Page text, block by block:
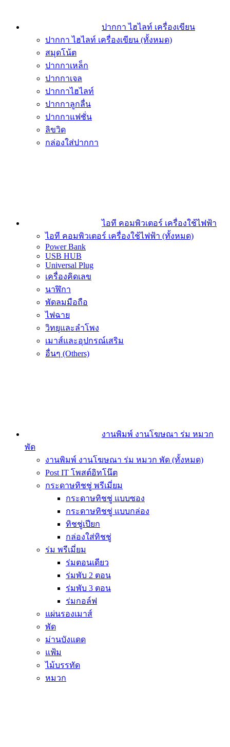
ปากกา ไฮไลท์ เครื่องเขียน
ปากกา ไฮไลท์ เครื่องเขียน (ทั้งหมด)
สมุดโน้ต
ปากกาเหล็ก
ปากกาเจล
ปากกาไฮไลท์
ปากกาลูกลื่น
ปากกาแฟชั่น
ลิขวิด
กล่องใส่ปากกา
ไอที คอมพิวเตอร์ เครื่องใช้ไฟฟ้า
ไอที คอมพิวเตอร์ เครื่องใช้ไฟฟ้า (ทั้งหมด)
Power Bank
USB HUB
Universal Plug
เครื่องคิดเลข
นาฬิกา
พัดลมมือถือ
ไฟฉาย
วิทยุและลำโพง
เมาส์และอุปกรณ์เสริม
อื่นๆ (Others)
งานพิมพ์ งานโฆษณา ร่ม หมวก
พัด
งานพิมพ์ งานโฆษณา ร่ม หมวก พัด (ทั้งหมด)
Post IT โพสต์อิทโน๊ต
กระดาษทิชชู่ พรีเมี่ยม
กระดาษทิชชู่ แบบซอง
กระดาษทิชชู่ แบบกล่อง
ทิชชู่เปียก
กล่องใส่ทิชชู่
ร่ม พรีเมี่ยม
ร่มตอนเดียว
ร่มพับ 2 ตอน
ร่มพับ 3 ตอน
ร่มกอล์ฟ
แผ่นรองเมาส์
พัด
ม่านบังแดด
แฟ้ม
ไม้บรรทัด
หมวก